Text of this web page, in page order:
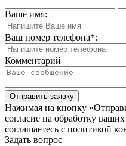
Ваше имя:
Ваш номер телефона*:
Комментарий
Отправить заявку
Нажимая на кнопку
согласие на обработку ваших
соглашаетесь с политикой
Задать вопрос